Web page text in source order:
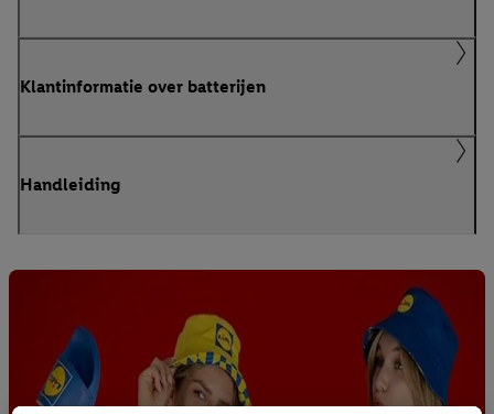
Klantinformatie over batterijen
Handleiding